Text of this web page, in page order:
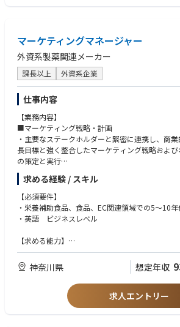
育てていく経験を積むことができます。また、
グローバルチームと連携した新製品導入やプロ
会があります。
学会やKOLのドクターとの連携を通じて、医療課
出に貢献できる点も本ポジションの魅力です。今
れる領域であり、医療の発展に貢献しながら、マ
専門性を高められる環境です。
マーケティングマネージャー
外資系製薬関連メーカー
課長以上 外資系企業
仕事内容
【業務内容】
■マーケティング戦略・計画
・主要なステークホルダーと緊密に連携し、商
長目標と強く整合したマーケティング戦略およ
の策定と実行
・幅広いマーケティング手法を活用し、タイムリ
行
・顧客ニーズの把握、成長機会の特定、需要創出
クホルダーとの関係構築と維持
・顧客インサイトと事業目標に基づき、イベント
高いインパクトを生み出すマルチチャネルマーケ
企画と実行
・各施策を採用する理由を明確にし、すべての取
功指標、そして施策構成の妥当な根拠を持たせる
・顧客インサイト、商業的なインプット、BIが提
求める経験 / スキル
【必須要件】
・栄養補助食品、食品、EC関連領域での5～10
・英語 ビジネスレベル
【求める能力】
・マルチチャネルキャンペーンの企画・実行能力
・高いコミュニケーション力とメッセージ翻訳ス
神奈川県 想定年収
求人エントリー